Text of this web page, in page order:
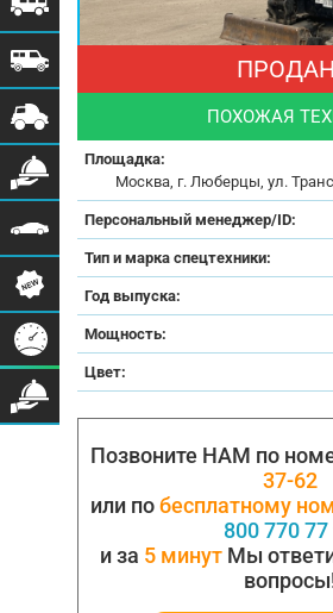
ПОХОЖАЯ
Площадка:
Москва, г. Люберцы, ул.
Персональный менеджер/ID:
Тип и марка спецтехники:
Год выпуска:
Мощность:
Цвет:
Позвоните НАМ по
37-62
или побесплатному
800 770 77
и за 5 минут Мы